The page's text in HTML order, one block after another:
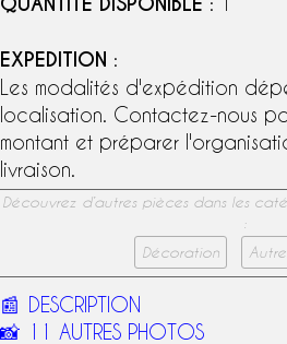
EXPEDITION :
Les modalités d'expédition
localisation. Contactez-nous
montant et préparer
livraison.
Découvrez d’autres pièces dans les
:
Décoration
📰 DESCRIPTION
📸 11 AUTRES PHOTOS